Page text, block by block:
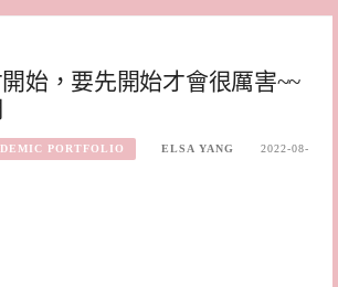
始，要先開始才會很厲害~~
PORTFOLIO ELSA YANG
2022-08-